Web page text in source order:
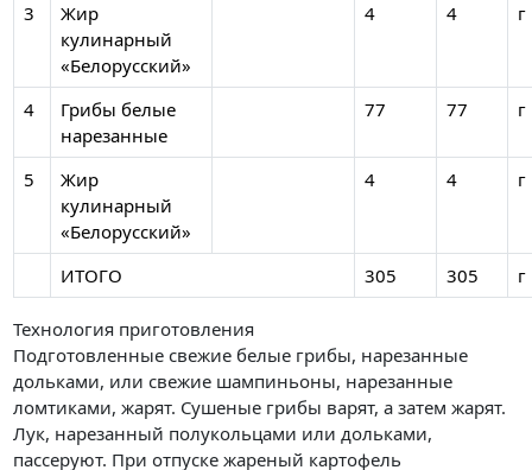
3
Жир
кулинарный
«Белорусский»
4 4 г
4
Грибы белые
нарезанные
77 77 г
5
Жир
кулинарный
«Белорусский»
4 4 г
ИТОГО 305 305 г
Технология приготовления
Подготовленные свежие белые грибы, нарезанные
дольками, или свежие шампиньоны, нарезанные
ломтиками, жарят. Сушеные грибы варят, а затем жарят.
Лук, нарезанный полукольцами или дольками,
пассеруют. При отпуске жареный картофель